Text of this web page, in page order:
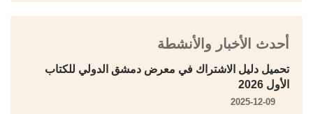
أحدث الأخبار والأنشطة
تحميل دليل الاشتراك في معرض دمشق الدولي للكتاب
الأول 2026
2025-12-09